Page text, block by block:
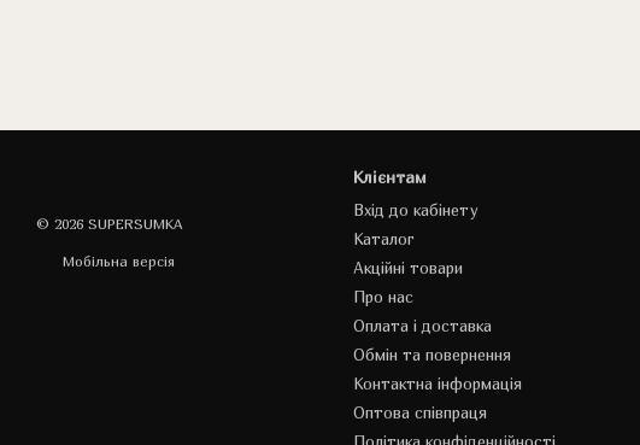
© 2026 SUPERSUMKA
Мобільна версія
Клієнтам
Вхід до кабінету
Каталог
Акційні товари
Про нас
Оплата і доставка
Обмін та повернення
Контактна інформація
Оптова співпраця